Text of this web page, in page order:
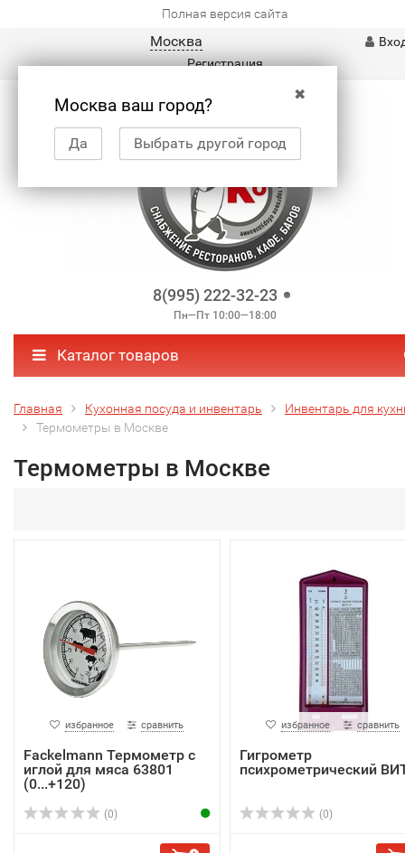
Полная версия сайта
Москва
✖
Москва ваш город?
Да Выбрать другой город
Регистрация
8(995) 222-32-23
Пн—Пт 10:00—18:00
Каталог товаров
Главная Кухонная посуда и инвентарь
Инвентарь для
Термометры в Москве
Термометры в Москве
избранное сравнить
Fackelmann Термометр с
иглой для мяса 63801
(0...+120)
(0)
избранное сравнить
Гигрометр
психрометрический
(0)